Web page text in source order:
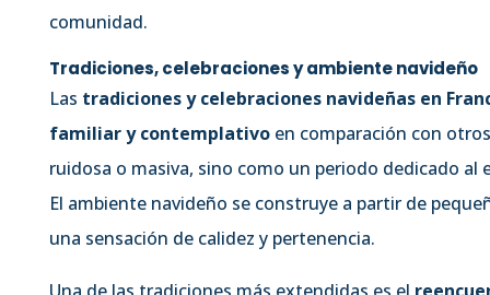
comunidad.
Tradiciones, celebraciones y ambiente navideño
Las tradiciones y celebraciones navideñas en
familiar y contemplativoen comparación con
ruidosa o masiva, sino como un periodo dedicado
El ambiente navideño se construye a partir de
una sensación de calidez y pertenencia.
Una de las tradiciones más extendidas es el